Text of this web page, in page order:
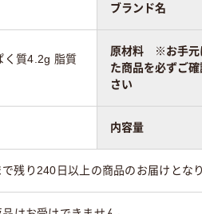
ブランド名
く質4.2g 脂質
原材料 ※お手元
た商品を必ずご
さい
内容量
残り240日以上の商品のお届けとなり